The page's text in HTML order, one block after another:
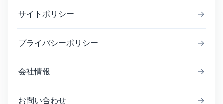
サイトポリシー →
プライバシーポリシー →
会社情報 →
お問い合わせ →